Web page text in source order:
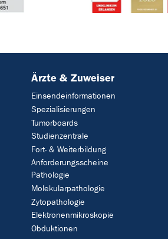
Ärzte & Zuweiser
Einsendeinformationen
Spezialisierungen
Tumorboards
Studienzentrale
Fort- & Weiterbildung
Anforderungsscheine
Pathologie
Molekularpathologie
Zytopathologie
Elektronenmikroskopie
Obduktionen